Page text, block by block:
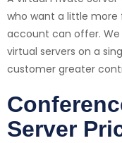
who want a little more
account can offer.
virtual servers on a
customer greater
Server